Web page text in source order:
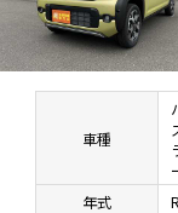
車種
年式